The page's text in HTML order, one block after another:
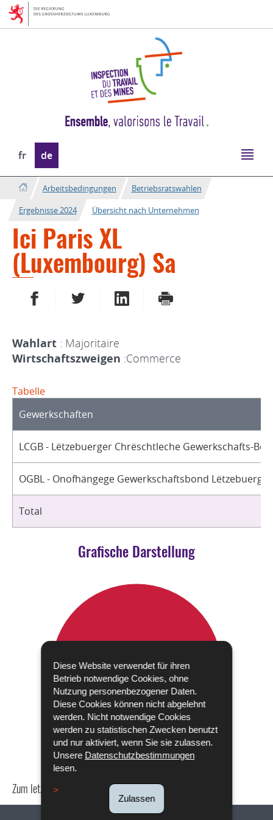
Diese Website verwendet für ihren
Betrieb notwendige Cookies, ohne
Nutzung personenbezogener Daten.
Diese Cookies können nicht abgelehnt
werden. Nicht notwendige Cookies
werden zu statistischen Zwecken benutzt
und nur aktiviert, wenn Sie sie zulassen.
Unsere Datenschutzbestimmungen
lesen.
Zulassen
Zur
Navigation
Zum
Inhalt
Sprache
wechseln
fr de
Arbeitsbedingungen
Betriebsratswahlen
Ergebnisse 2024
Übersicht nach Unternehmen
Ici Paris XL
(Luxembourg) Sa
AUF FACEBOOK TEILENAUF TWITTER TEILENAUF LINKEDIN TEILEN
DRUCKEN
Wahlart : Majoritaire
Wirtschaftszweigen :Commerce
Tabelle
Gewerkschaften
LCGB - Lëtzebuerger Chrëschtleche Gewerkschafts-
OGBL - Onofhängege Gewerkschaftsbond
Total
Grafische Darstellung
Zum letzten Mal aktualisiert am24/04/2024